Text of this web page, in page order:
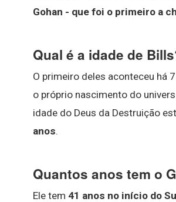
Gohan - que foi o primeiro a
Qual é a idade de
O primeiro deles aconteceu há
o próprio nascimento do
idade do Deus da Destruição
anos.
Quantos anos tem o
Ele tem 41 anos no início do